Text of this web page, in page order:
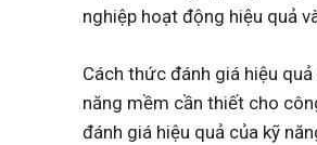
nghiệp hoạt động hiệu quả
Cách thức đánh giá hiệu
năng mềm cần thiết cho
đánh giá hiệu quả của kỹ